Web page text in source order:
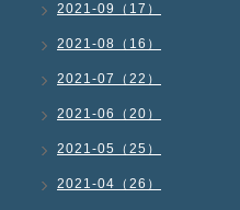
2021-09（17）
2021-08（16）
2021-07（22）
2021-06（20）
2021-05（25）
2021-04（26）